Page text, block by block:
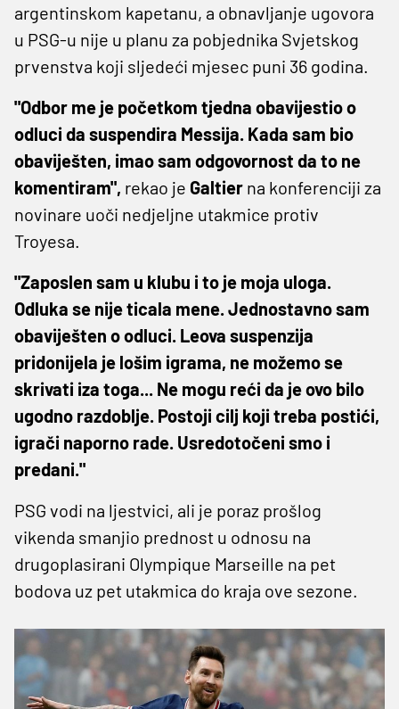
argentinskom kapetanu, a obnavljanje ugovora
u PSG-u nije u planu za pobjednika Svjetskog
prvenstva koji sljedeći mjesec puni 36 godina.
"Odbor me je početkom tjedna obavijestio o
odluci da suspendira Messija. Kada sam bio
obaviješten, imao sam odgovornost da to ne
komentiram", rekao je Galtier na konferenciji za
novinare uoči nedjeljne utakmice protiv
Troyesa.
"Zaposlen sam u klubu i to je moja uloga.
Odluka se nije ticala mene. Jednostavno sam
obaviješten o odluci. Leova suspenzija
pridonijela je lošim igrama, ne možemo se
skrivati iza toga... Ne mogu reći da je ovo bilo
ugodno razdoblje. Postoji cilj koji treba postići,
igrači naporno rade. Usredotočeni smo i
predani."
PSG vodi na ljestvici, ali je poraz prošlog
vikenda smanjio prednost u odnosu na
drugoplasirani Olympique Marseille na pet
bodova uz pet utakmica do kraja ove sezone.